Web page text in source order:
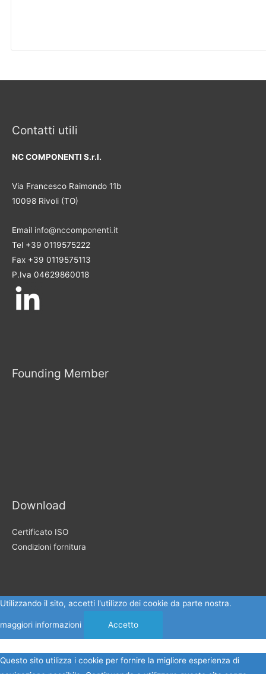
Contatti utili
NC COMPONENTI S.r.l.
Via Francesco Raimondo 11b
10098 Rivoli (TO)
Email info@nccomponenti.it
Tel +39 0119575222
Fax +39 0119575113
P.Iva 04629860018
Founding Member
Download
Certificato ISO
Condizioni fornitura
Utilizzando il sito, accetti l'utilizzo dei cookie da parte nostra.
maggiori informazioni Accetto
Questo sito utilizza i cookie per fornire la migliore esperienza di